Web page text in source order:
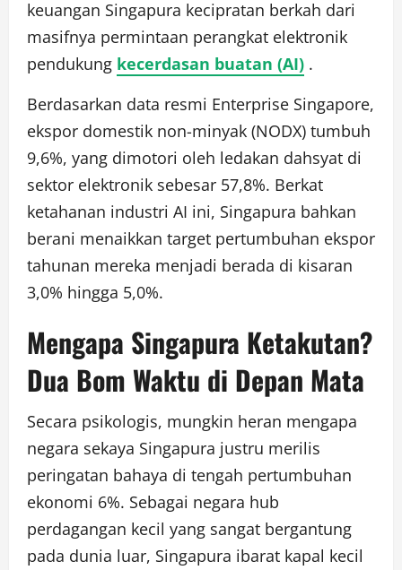
keuangan Singapura kecipratan berkah dari
masifnya permintaan perangkat elektronik
pendukung kecerdasan buatan (AI) .
Berdasarkan data resmi Enterprise Singapore,
ekspor domestik non-minyak (NODX) tumbuh
9,6%, yang dimotori oleh ledakan dahsyat di
sektor elektronik sebesar 57,8%. Berkat
ketahanan industri AI ini, Singapura bahkan
berani menaikkan target pertumbuhan ekspor
tahunan mereka menjadi berada di kisaran
3,0% hingga 5,0%.
Mengapa Singapura Ketakutan?
Dua Bom Waktu di Depan Mata
Secara psikologis, mungkin heran mengapa
negara sekaya Singapura justru merilis
peringatan bahaya di tengah pertumbuhan
ekonomi 6%. Sebagai negara hub
perdagangan kecil yang sangat bergantung
pada dunia luar, Singapura ibarat kapal kecil